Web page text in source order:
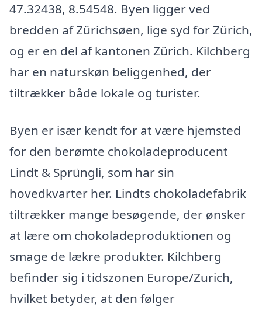
47.32438, 8.54548. Byen ligger ved
bredden af Zürichsøen, lige syd for Zürich,
og er en del af kantonen Zürich. Kilchberg
har en naturskøn beliggenhed, der
tiltrækker både lokale og turister.
Byen er især kendt for at være hjemsted
for den berømte chokoladeproducent
Lindt & Sprüngli, som har sin
hovedkvarter her. Lindts chokoladefabrik
tiltrækker mange besøgende, der ønsker
at lære om chokoladeproduktionen og
smage de lækre produkter. Kilchberg
befinder sig i tidszonen Europe/Zurich,
hvilket betyder, at den følger